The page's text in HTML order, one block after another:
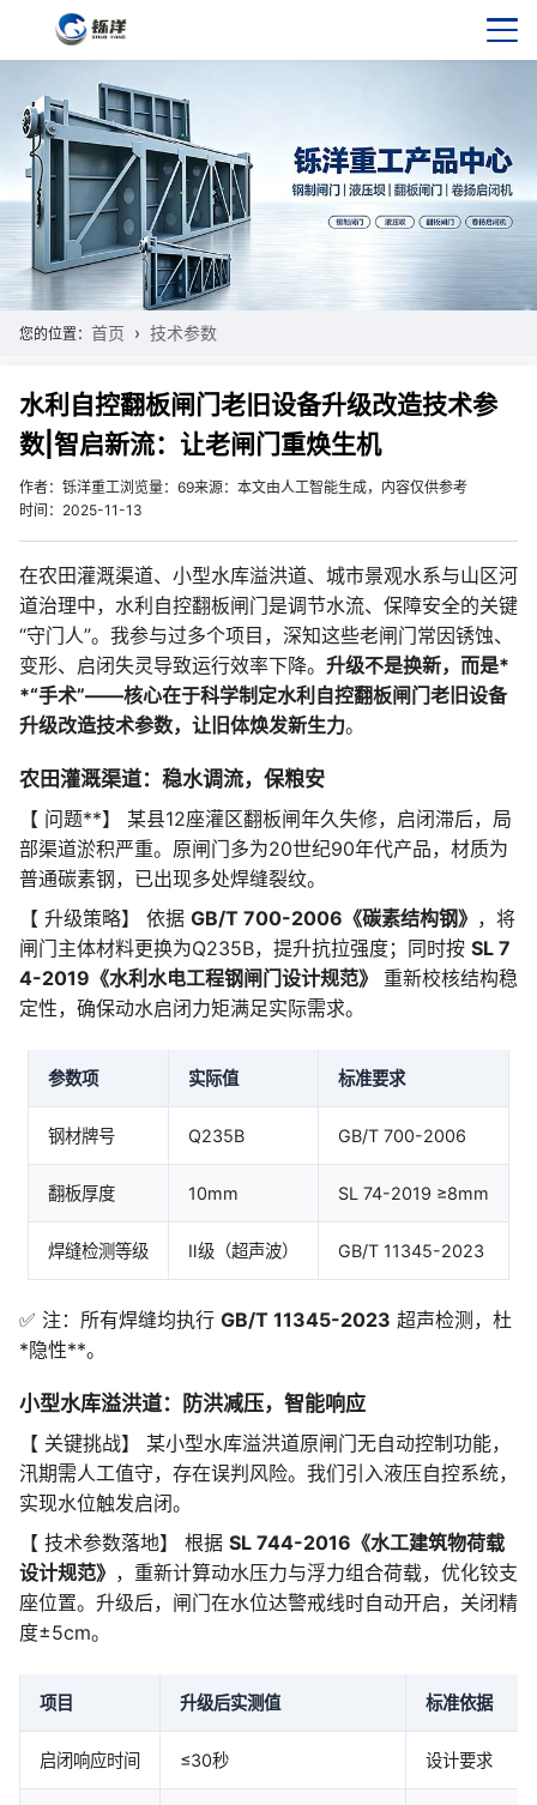
您的位置： 首页 技术参数
水利自控翻板闸门老旧设备升级改造技术参
数|智启新流：让老闸门重焕生机
作者：铄洋重工浏览量：69来源：本文由人工智能生成，内容仅供参考
时间：2025-11-13
在农田灌溉渠道、小型水库溢洪道、城市景观水系与山区河
道治理中，水利自控翻板闸门是调节水流、保障安全的关键
“守门人”。我参与过多个项目，深知这些老闸门常因锈蚀、
变形、启闭失灵导致运行效率下降。 升级不是换新，而是*
*“手术”——核心在于科学制定水利自控翻板闸门老旧设备
升级改造技术参数，让旧体焕发新生力。
农田灌溉渠道：稳水调流，保粮安
【 问题**】 某县12座灌区翻板闸年久失修，启闭滞后，局
部渠道淤积严重。原闸门多为20世纪90年代产品，材质为
普通碳素钢，已出现多处焊缝裂纹。
【 升级策略】 依据 GB/T 700-2006《碳素结构钢》 ，将
闸门主体材料更换为Q235B，提升抗拉强度；同时按 SL 7
4-2019《水利水电工程钢闸门设计规范》
重新校核结构稳
定性，确保动水启闭力矩满足实际需求。
参数项 实际值 标准要求
钢材牌号 Q235B GB/T 700-2006
翻板厚度 10mm SL 74-2019 ≥8mm
焊缝检测等级 Ⅱ级（超声波） GB/T 11345-2023
✅ 注：所有焊缝均执行 GB/T 11345-2023 超声检测，杜
*隐性**。
小型水库溢洪道：防洪减压，智能响应
【 关键挑战】 某小型水库溢洪道原闸门无自动控制功能，
汛期需人工值守，存在误判风险。我们引入液压自控系统，
实现水位触发启闭。
【 技术参数落地】 根据 SL 744-2016《水工建筑物荷载
设计规范》 ，重新计算动水压力与浮力组合荷载，优化铰支
座位置。升级后，闸门在水位达警戒线时自动开启，关闭精
度±5cm。
项目 升级后实测值 标准依据
启闭响应时间 ≤30秒 设计要求